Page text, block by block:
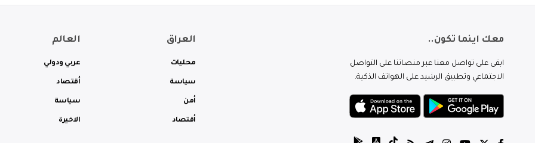
معك اينما تكون..
ابقى على تواصل معنا عبر منصاتنا على التواصل
الاجتماعي وتطبيق الرشيد على الهواتف الذكية.
العراق
محليات
سياسة
أمن
أقتصاد
العالم
عربي ودولي
أقتصاد
سياسة
الاخيرة